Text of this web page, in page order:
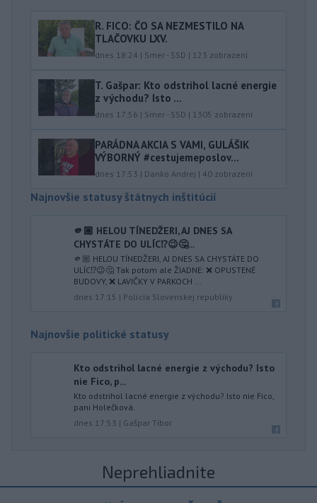
R. FICO: ČO SA NEZMESTILO NA
TLAČOVKU LXV.
dnes 18:24 | Smer - SSD | 123 zobrazení
T. Gašpar: Kto odstrihol lacné energie
z východu? Isto ...
dnes 17:56 | Smer - SSD | 1305 zobrazení
PARÁDNA AKCIA S VAMI, GULÁŠIK
VÝBORNÝ #cestujemeposlov...
dnes 17:53 | Danko Andrej | 40 zobrazení
Najnovšie statusy štátnych inštitúcií
🫵🏼 HELOU TÍNEDŽERI, AJ DNES SA
CHYSTÁTE DO ULÍC⁉️😉🤔...
🫵🏼 HELOU TÍNEDŽERI, AJ DNES SA CHYSTÁTE DO
ULÍC⁉️😉🤔 Tak potom ale ŽIADNE: ❌ OPUSTENÉ
BUDOVY, ❌ LAVIČKY V PARKOCH ...
dnes 17:15 | Polícia Slovenskej republiky
Najnovšie politické statusy
Kto odstrihol lacné energie z východu? Isto
nie Fico, p...
Kto odstrihol lacné energie z východu? Isto nie Fico,
pani Holečková.
dnes 17:53 | Gašpar Tibor
Neprehliadnite